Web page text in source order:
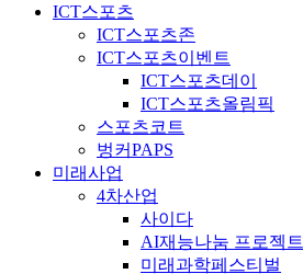
ICT스포츠
ICT스포츠존
ICT스포츠이벤트
ICT스포츠데이
ICT스포츠올림픽
스포츠코트
벙커PAPS
미래사업
4차산업
사이다
AI재능나눔 프로젝트
미래과학페스티벌